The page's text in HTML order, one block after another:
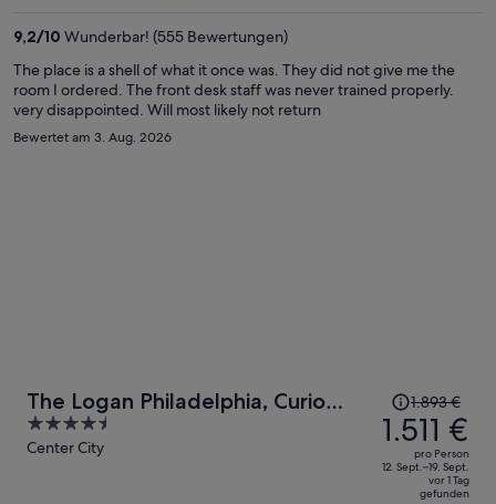
Person
9,2/10 Wunderbar! (555 Bewertungen)
The place is a shell of what it once was. They did not give me the
room I ordered. The front desk staff was never trained properly.
very disappointed. Will most likely not return
Bewertet am 3. Aug. 2026
The Logan Philadelphia, Curio
Collection by Hilton
4.5
out
Center City
Der
Preis
betrug
1.893 €,
1.893 €
1.511 €
pro Person
12. Sept.–19. Sept.
vor 1 Tag
gefunden